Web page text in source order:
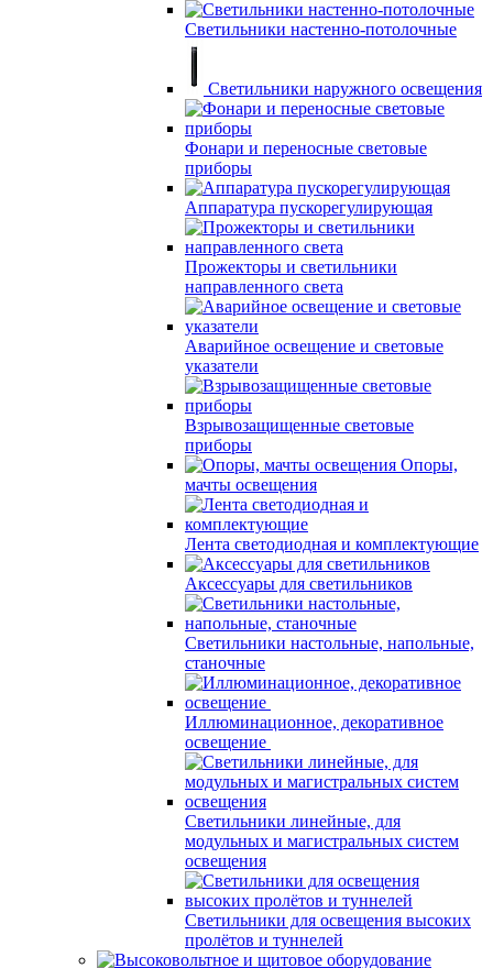
Светильники настенно-потолочные
Светильники наружного освещения
Фонари и переносные световые
приборы
Аппаратура пускорегулирующая
Прожекторы и светильники
направленного света
Аварийное освещение и световые
указатели
Взрывозащищенные световые
приборы
Опоры,
мачты освещения
Лента светодиодная и комплектующие
Аксессуары для светильников
Светильники настольные, напольные,
станочные
Иллюминационное, декоративное
освещение
Светильники линейные, для
модульных и магистральных систем
освещения
Светильники для освещения высоких
пролётов и туннелей